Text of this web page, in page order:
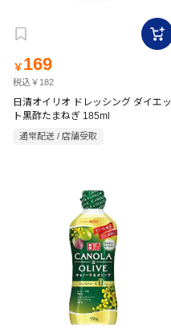
￥ 169
税込￥182
日清オイリオ ドレッシング ダイエッ
ト黒酢たまねぎ 185ml
通常配送 / 店舗受取